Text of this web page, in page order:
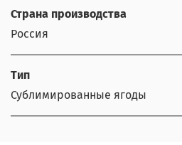
Страна производства
Россия
Тип
Сублимированные ягоды